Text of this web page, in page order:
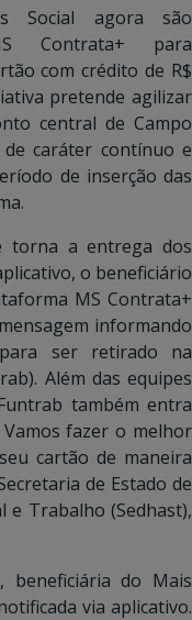
Social agora são
Contrata+ para
com crédito de R$
pretende agilizar
central de Campo
de caráter contínuo e
de inserção das
torna a entrega dos
o beneficiário
MS Contrata+
informando
ser retirado na
Além das equipes
também entra
fazer o melhor
cartão de maneira
de Estado de
e Trabalho (Sedhast),
beneficiária do Mais
via aplicativo.